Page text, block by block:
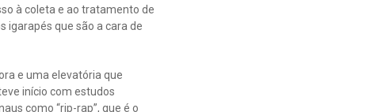
à coleta e ao tratamento de
igarapés que são a cara de
e uma elevatória que
início com estudos
como “rip-rap”, que é o